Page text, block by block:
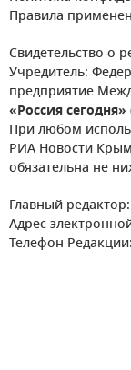
Правила
Свидетельство о
Учредитель:
предприятие
«Россия сегодня»
При любом
РИА Новости
обязательна не
Главный редактор:
Адрес
Телефон Редакции: